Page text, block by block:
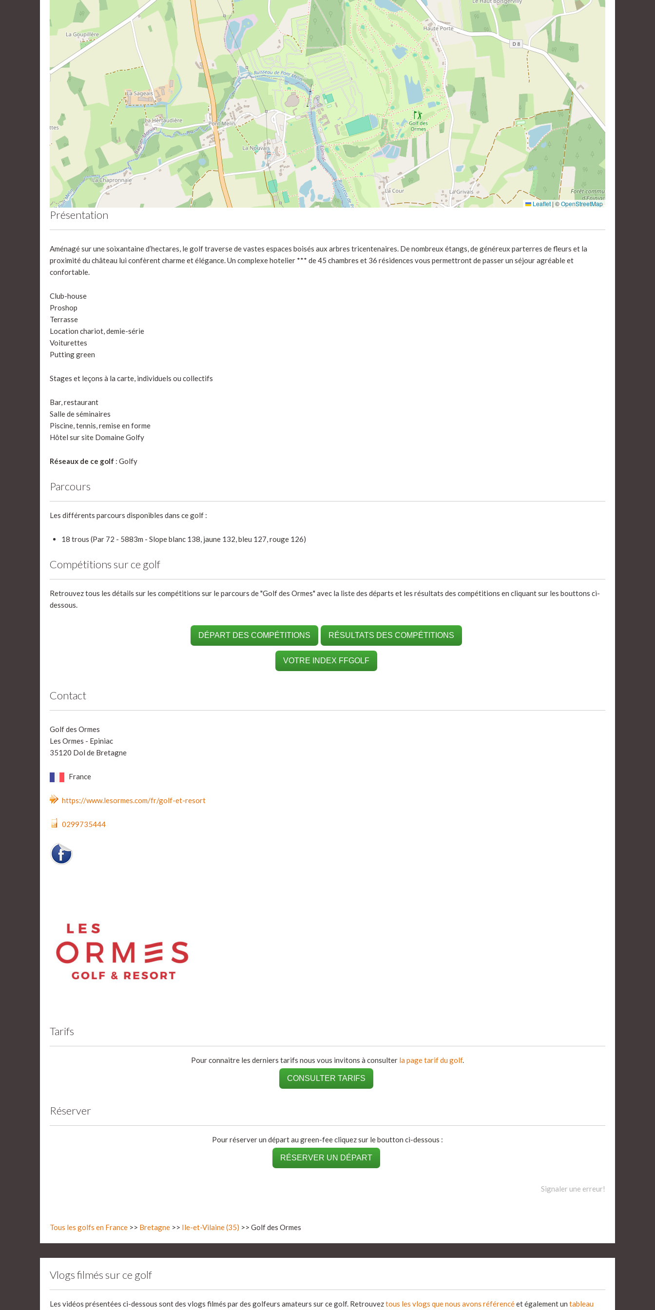
Leaflet | ©OpenStreetMap
Présentation
Aménagé sur une soixantaine d’hectares, le golf traverse de vastes espaces boisés aux arbres tricentenaires. De nombreux étangs, de généreux parterres de fleurs et la
proximité du château lui confèrent charme et élégance. Un complexe hotelier *** de 45 chambres et 36 résidences vous permettront de passer un séjour agréable et
confortable.
Club-house
Proshop
Terrasse
Location chariot, demie-série
Voiturettes
Putting green
Stages et leçons à la carte, individuels ou collectifs
Bar, restaurant
Salle de séminaires
Piscine, tennis, remise en forme
Hôtel sur site Domaine Golfy
Réseaux de ce golf : Golfy
Parcours
Les différents parcours disponibles dans ce golf :
18 trous (Par 72 - 5883m - Slope blanc 138, jaune 132, bleu 127, rouge 126)
Compétitions sur ce golf
Retrouvez tous les détails sur les compétitions sur le parcours de "Golf des Ormes" avec la liste des départs et les résultats des compétitions en cliquant sur les bouttons ci-
dessous.
DÉPART DES COMPÉTITIONS RÉSULTATS DES COMPÉTITIONS
VOTRE INDEX FFGOLF
Contact
Golf des Ormes
Les Ormes - Epiniac
35120 Dol de Bretagne
France
https://www.lesormes.com/fr/golf-et-resort
0299735444
Tarifs
Pour connaitre les derniers tarifs nous vous invitons à consulter la page tarif du golf.
CONSULTER TARIFS
Réserver
Pour réserver un départ au green-fee cliquez sur le boutton ci-dessous :
RÉSERVER UN DÉPART
Signaler une erreur!
Tous les golfs en France >> Bretagne >> Ile-et-Vilaine (35) >> Golf des Ormes
Vlogs filmés sur ce golf
Les vidéos présentées ci-dessous sont des vlogs filmés par des golfeurs amateurs sur ce golf. Retrouveztous les vlogs que nous avons référencéet également un tableau